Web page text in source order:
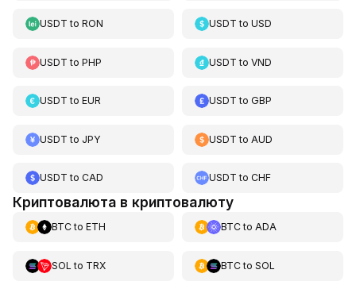
USDT to RON USDT toUSD
USDT to PHP USDT toVND
USDT to EUR USDT toGBP
USDT to JPY USDT to AUD
USDT to CAD USDT toCHF
Криптовалюта в криптовалюту
BTCto ETH BTCto ADA
SOL to TRX BTCto SOL